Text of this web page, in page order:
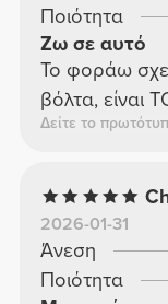
Ποιότητα
Ζω σε αυτό
Το φοράω
βόλτα, είναι
Δείτε το
2026-01-31
Άνεση
Ποιότητα